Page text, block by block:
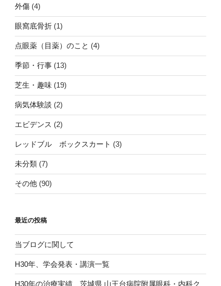
外傷 (4)
眼窩底骨折 (1)
点眼薬（目薬）のこと (4)
季節・行事 (13)
芝生・趣味 (19)
病気体験談 (2)
エビデンス (2)
レッドブル ボックスカート (3)
未分類 (7)
その他 (90)
最近の投稿
当ブログに関して
H30年、学会発表・講演一覧
H30年の治療実績 茨城県 山王台病院附属眼科・内科ク